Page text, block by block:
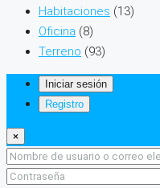
Habitaciones (13)
Oficina (8)
Terreno (93)
Iniciar sesión
Registro
×